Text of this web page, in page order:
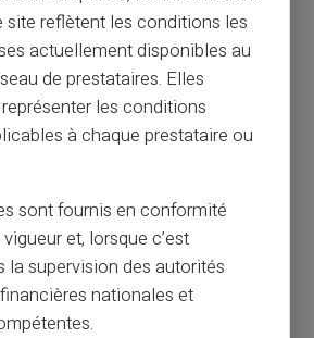
ligne sans dépôt et sans
non seulement possible, mais
solutions offertes par les
Choisir la bonne option
les offres, d'évaluer les frais et la
ainsi que de profiter des
et de l'accessibilité qu'elles
recherchent la simplicité et la
la qualité, les banques en ligne
idéale.
site reflètent les conditions les
actuellement disponibles au
de prestataires. Elles
les conditions
à chaque prestataire ou
sont fournis en conformité
et, lorsque c’est
la supervision des autorités
nationales et